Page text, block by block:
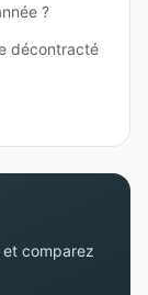
?
décontracté
comparez